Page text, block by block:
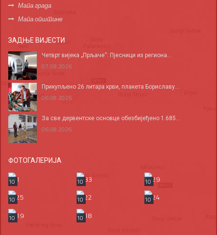
Мапа града
Мапа општине
ЗАДЊЕ ВИЈЕСТИ
Четврт вијека „Прљаче“: Пјесници из региона...
07.08.2026
Прикупљено 26 литара крви, плакета Бориславу...
06.08.2026
За све дервентске основце обезбијеђено 1.685...
06.08.2026
ФОТОГАЛЕРИЈА
10 10
10
10
10
10
10
10